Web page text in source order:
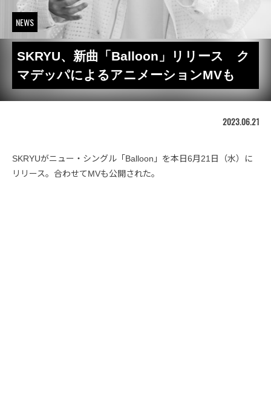
NEWS
SKRYU、新曲「Balloon」リリース ク
マデッパによるアニメーションMVも
2023.06.21
SKRYUがニュー・シングル「Balloon」を本日6月21日（水）に
リリース。合わせてMVも公開された。